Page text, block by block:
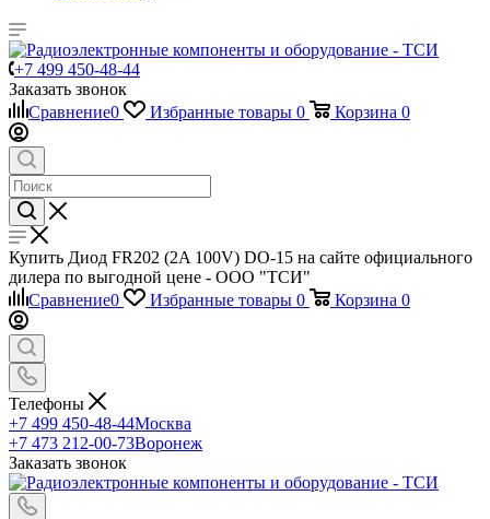
+7 499 450-48-44
Заказать звонок
Сравнение0 Избранные товары 0 Корзина 0
Купить Диод FR202 (2A 100V) DO-15 на сайте официального
дилера по выгодной цене - ООО "ТСИ"
Сравнение0 Избранные товары 0 Корзина 0
Телефоны
+7 499 450-48-44Москва
+7 473 212-00-73Воронеж
Заказать звонок